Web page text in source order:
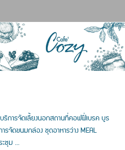
ริการจัดเลี้ยงนอกสถานที่คอฟฟี่เบรค บูธ
รจัดขนมกล่อง ชุดอาหารว่าง MEAL
ชุม ...